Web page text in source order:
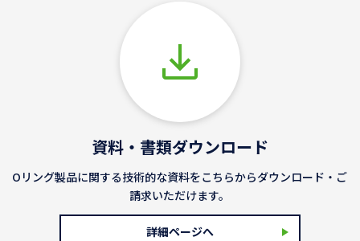
資料・書類ダウンロード
Oリング製品に関する技術的な資料をこちらからダウンロード・ご
請求いただけます。
詳細ページへ